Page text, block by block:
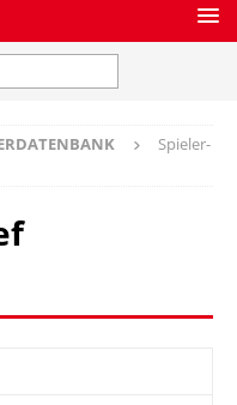
Spieler-